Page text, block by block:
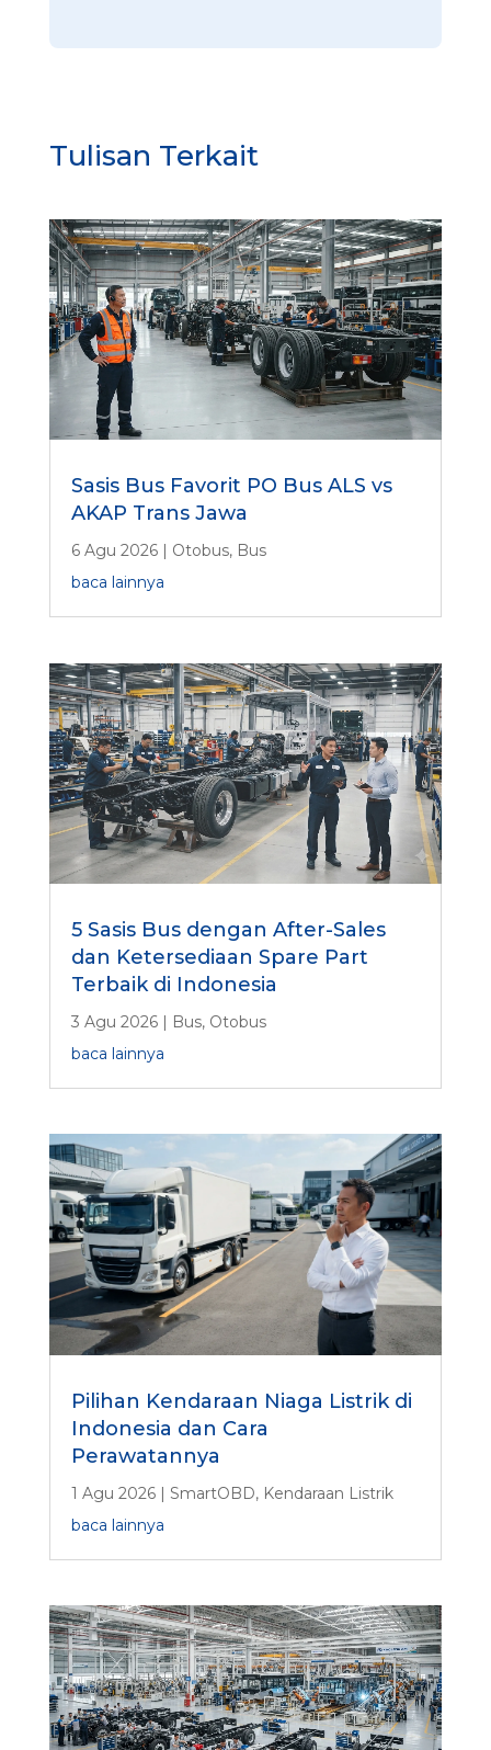
Tulisan Terkait
Sasis Bus Favorit PO Bus ALS vs
AKAP Trans Jawa
6 Agu 2026| Otobus, Bus
baca lainnya
5 Sasis Bus dengan After-Sales
dan Ketersediaan Spare Part
Terbaik di Indonesia
3 Agu 2026| Bus, Otobus
baca lainnya
Pilihan Kendaraan Niaga Listrik di
Indonesia dan Cara
Perawatannya
1 Agu 2026| SmartOBD, Kendaraan Listrik
baca lainnya